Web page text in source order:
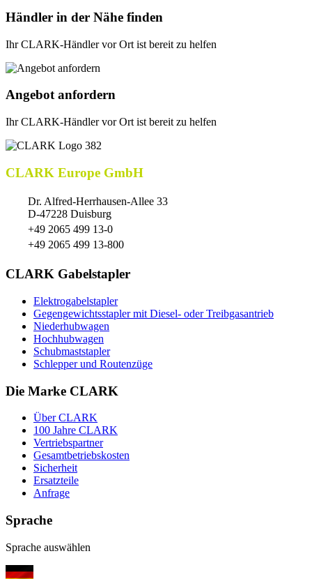
Händler in der Nähe finden
Ihr CLARK-Händler vor Ort ist bereit zu helfen
Angebot anfordern
Ihr CLARK-Händler vor Ort ist bereit zu helfen
CLARK Europe GmbH
Dr. Alfred-Herrhausen-Allee 33
D-47228 Duisburg
+49 2065 499 13-0
+49 2065 499 13-800
CLARK Gabelstapler
Elektrogabelstapler
Gegengewichtsstapler mit Diesel- oder Treibgasantrieb
Niederhubwagen
Hochhubwagen
Schubmaststapler
Schlepper und Routenzüge
Die Marke CLARK
Über CLARK
100 Jahre CLARK
Vertriebspartner
Gesamtbetriebskosten
Sicherheit
Ersatzteile
Anfrage
Sprache
Sprache auswählen